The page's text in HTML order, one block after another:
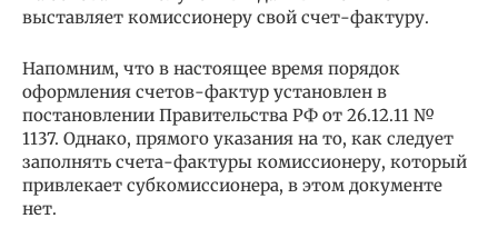
выставляет комиссионеру свой счет-фактуру.
Напомним, что в настоящее время порядок
оформления счетов-фактур установлен в
постановлении Правительства РФ от 26.12.11 №
1137. Однако, прямого указания на то, как следует
заполнять счета-фактуры комиссионеру, который
привлекает субкомиссионера, в этом документе
нет.